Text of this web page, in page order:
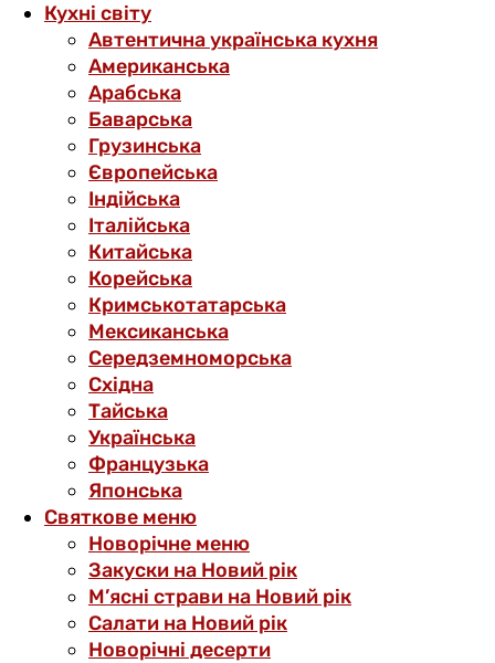
Кухні світу
Автентична українська кухня
Американська
Арабська
Баварська
Грузинська
Європейська
Індійська
Італійська
Китайська
Корейська
Кримськотатарська
Мексиканська
Середземноморська
Східна
Тайська
Українська
Французька
Японська
Святкове меню
Новорічне меню
Закуски на Новий рік
М’ясні страви на Новий рік
Салати на Новий рік
Новорічні десерти